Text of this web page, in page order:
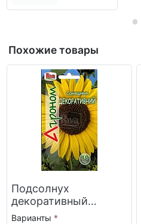
Похожие товары
Подсолнух
декоративный
низкий Riva Trade
Варианты